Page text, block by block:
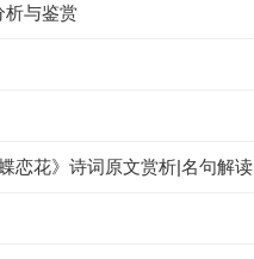
析与鉴赏
恋花》诗词原文赏析|名句解读